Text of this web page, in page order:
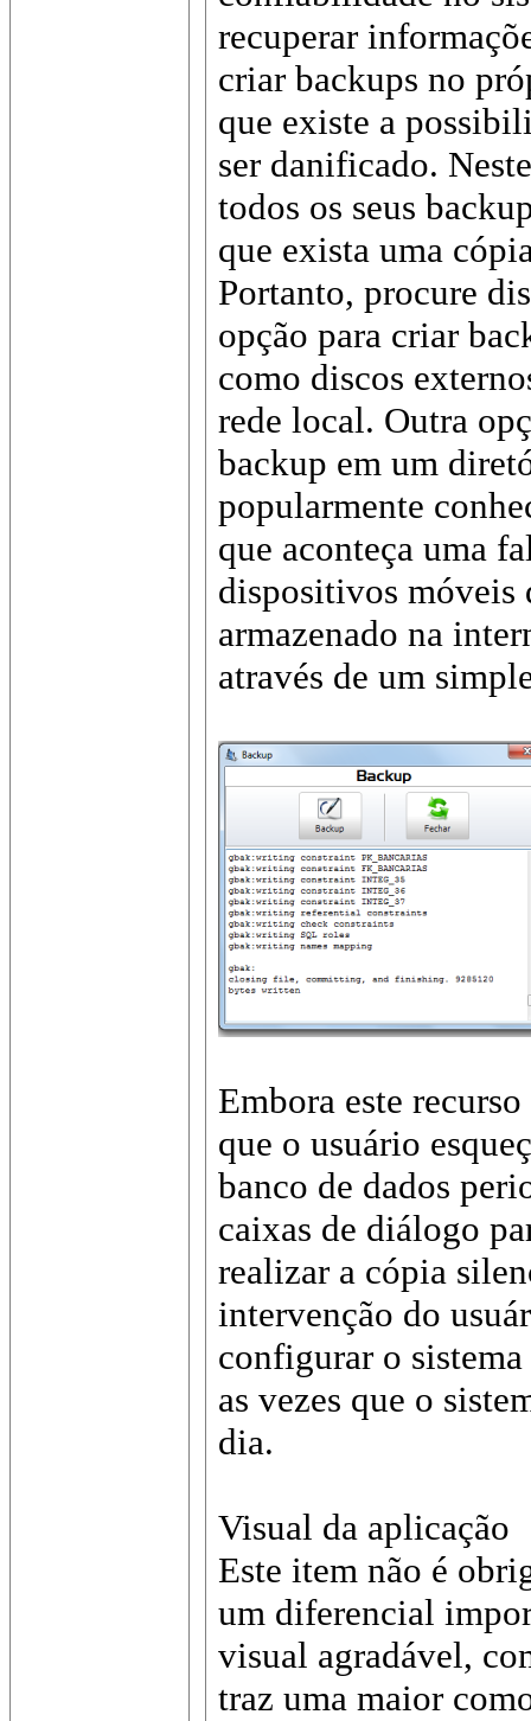
recuperar
criar backups no
que existe a
ser danificado.
todos os seus
que exista uma
Portanto, procure
opção para criar
como discos
rede local. Outra
backup em um
popularmente
que aconteça uma
dispositivos móveis
armazenado na
através de um
Embora este
que o usuário
banco de dados
caixas de diálogo
realizar a cópia
intervenção do
configurar o
as vezes que o
dia.
Visual da aplicação
Este item não é
um diferencial
visual agradável,
traz uma maior